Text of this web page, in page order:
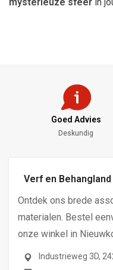
Meng Service
Alle Kleuren
Verf en Behangland
Ontdek ons brede
materialen. Bestel
onze winkel in
Industrieweg 3D,